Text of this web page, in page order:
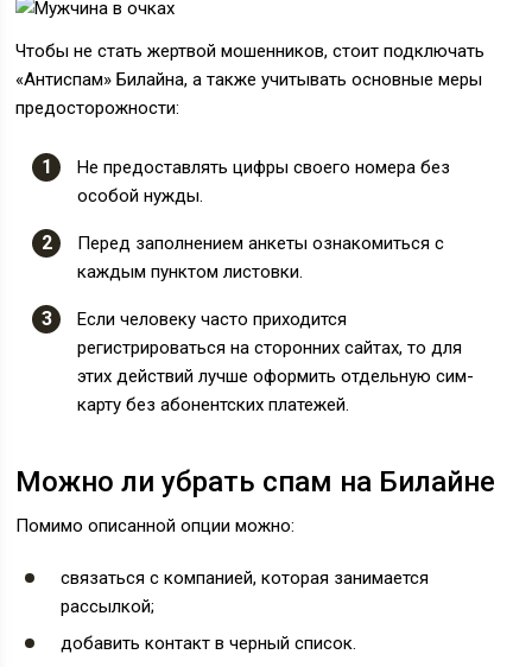
Чтобы не стать жертвой мошенников, стоит подключать
«Антиспам» Билайна, а также учитывать основные меры
предосторожности:
Не предоставлять цифры своего номера без
особой нужды.
Перед заполнением анкеты ознакомиться с
каждым пунктом листовки.
Если человеку часто приходится
регистрироваться на сторонних сайтах, то для
этих действий лучше оформить отдельную сим-
карту без абонентских платежей.
Можно ли убрать спам на Билайне
Помимо описанной опции можно:
связаться с компанией, которая занимается
рассылкой;
добавить контакт в черный список.